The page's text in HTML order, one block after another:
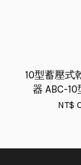
10型蓄壓式
器 ABC-
NT$